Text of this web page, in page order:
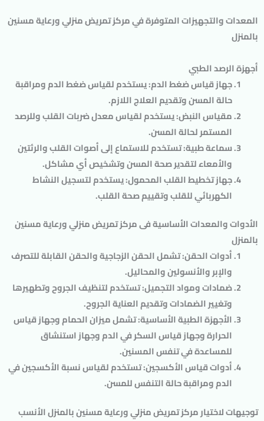
المعدات والتجهيزات المتوفرة في مركز تمريض منزلي ورعاية مسنين
بالمنزل
أجهزة الرصد الطبي
جهاز قياس ضغط الدم: يستخدم لقياس ضغط الدم ومراقبة
حالة المسن وتقديم العلاج اللازم.
مقياس النبض: يستخدم لقياس معدل ضربات القلب وللرصد
المستمر لحالة المسن.
سماعة طبية: تستخدم للاستماع إلى أصوات القلب والرئتين
والأمعاء لتقدير صحة المسن وتشخيص أي مشاكل.
جهاز تخطيط القلب المحمول: يستخدم لتسجيل النشاط
الكهربائي للقلب وتقييم صحة القلب.
الأدوات والمعدات الأساسية فى مركز تمريض منزلي ورعاية مسنين
بالمنزل
أدوات الحقن: تشمل الحقن الزجاجية والحقن القابلة للتصرف
والإبر والأنسولين والمحاليل.
ضمادات ومواد التجميل: تستخدم لتنظيف الجروح وتطهيرها
وتغيير الضمادات وتقديم العناية الجروح.
الأجهزة الطبية الأساسية: تشمل ميزان الحمام وجهاز قياس
الحرارة وجهاز قياس السكر في الدم وجهاز استنشاق
للمساعدة في تنفس المسنين.
أدوات قياس الأكسجين: تستخدم لقياس نسبة الأكسجين في
الدم ومراقبة حالة التنفس للمسن.
توجيهات لاختيار مركز تمريض منزلي ورعاية مسنين بالمنزل الأنسب